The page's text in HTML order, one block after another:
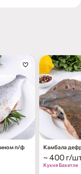
п/ф
Камбала
~ 400 г/
Кухня Бахетле